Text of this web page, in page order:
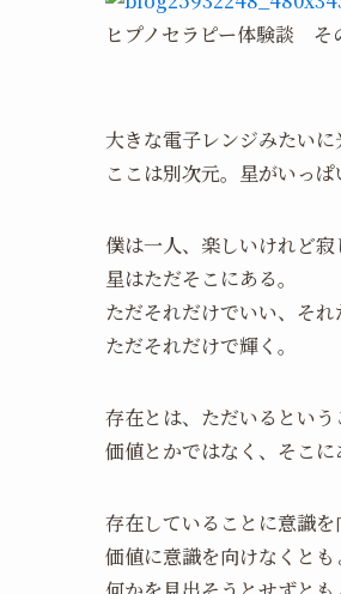
ヒプノセラピー体験談 そ
大きな電子レンジみたいに
ここは別次元。星がいっぱ
僕は一人、楽しいけれど寂
星はただそこにある。
ただそれだけでいい、それ
ただそれだけで輝く。
存在とは、ただいるとい
価値とかではなく、そこに
存在していることに意識を
価値に意識を向けなくとも